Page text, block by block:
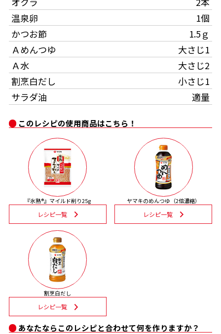
サッと鍋® 楽チン鍋®
楽チン屋® ストレートつゆ
新鮮一番
かつお節レシピ
めんつゆレシピ
割烹白だしレシピ
割烹白だしレシピ特集
だし巻き卵特集
かつおだしが決め手！簡単茶碗蒸し
だしコミュ
このレシピの使用商品はこちら！
『氷熟®』マイルド削り25g
レシピ一覧
ヤマキのめんつゆ（2倍濃縮）
レシピ一覧
割烹白だし
レシピ一覧
あなたならこのレシピと合わせて何を作りますか？
温泉卵
1個
かつお節
1.5ｇ
Ａめんつゆ
大さじ1
Ａ水
大さじ2
割烹白だし
小さじ1
サラダ油
適量